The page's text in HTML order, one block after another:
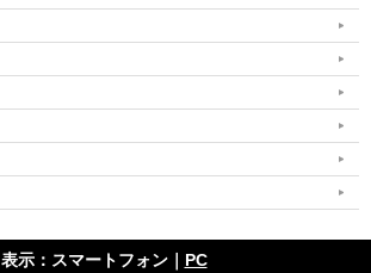
表示：スマートフォン｜ PC